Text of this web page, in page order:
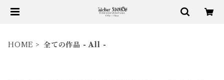
HOME 全ての作品 - All -